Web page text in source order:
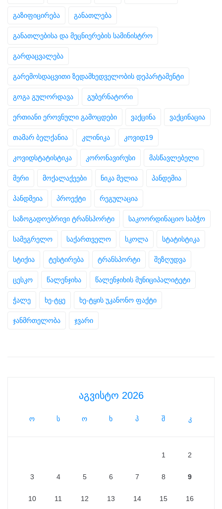
გაზიფიცირება განათლება
განათლებისა და მეცნიერების სამინისტრო
გარდაცვალება
გარემოსდაცვითი ზედამხედველობის დეპარტამენტი
გოგა გულორდავა გუბერნატორი
ერთიანი ეროვნული გამოცდები ვაქცინა ვაქცინაცია
თამარ ბელქანია კლინიკა კოვიდ19
კოვიდსტატისტიკა კორონავირუსი მასწავლებელი
მერი მოქალაქეები ნიკა მელია პანდემია
პანდმეია პროექტი რეგულაცია
საზოგადოებრივი ტრანსპორტი საკოორდინაციო საბჭო
სამეგრელო საქართველო სკოლა სტატისტიკა
სტიქია ტესტირება ტრანსპორტი შეზღუდვა
ცესკო წალენჯიხა წალენჯიხის მუნიციპალიტეტი
ჭალე ხე-ტყე ხე-ტყის უკანონო ფაქტი
ჯანმრთელობა ჯვარი
აგვისტო 2026
ო ს ო ხ პ შ კ
1 2
3 4 5 6 7 8 9
10 11 12 13 14 15 16